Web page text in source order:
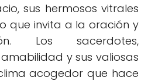
sus hermosos vitrales
que invita a la oración y
Los sacerdotes,
y sus valiosas
acogedor que hace